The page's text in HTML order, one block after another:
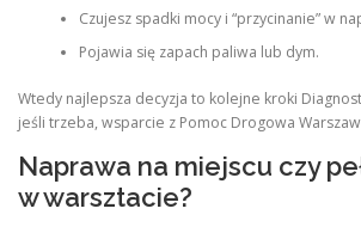
Czujesz spadki mocy i “przycinanie” w
Pojawia się zapach paliwa lub dym.
Wtedy najlepsza decyzja to kolejne kroki
jeśli trzeba, wsparcie z Pomoc Drogowa
Naprawa na miejscu czy
w warsztacie?